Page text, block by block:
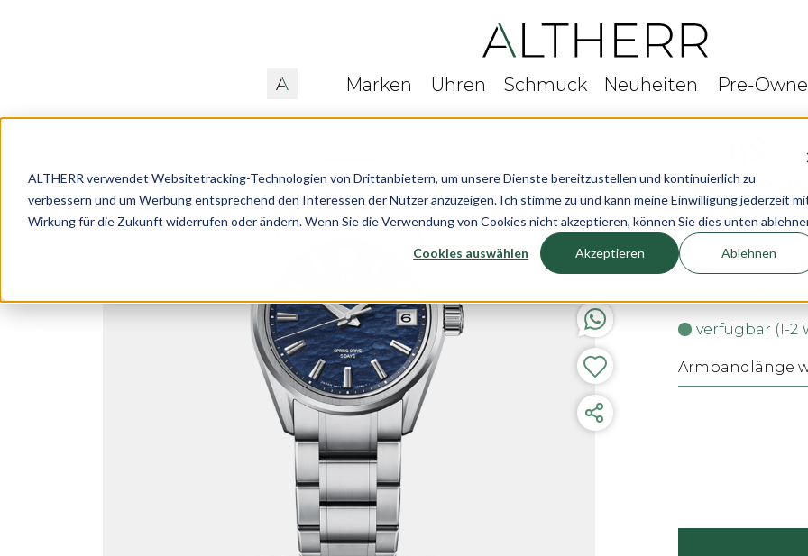
ALTHERR verwendet Websitetracking-Technologien von Drittanbietern, um unsere Dienste bereitzustellen und kontinuierlich zu
verbessern und um Werbung entsprechend den Interessen der Nutzer anzuzeigen. Ich stimme zu und kann meine Einwilligung jederzeit
Wirkung für die Zukunft widerrufen oder ändern. Wenn Sie die Verwendung von Cookies nicht akzeptieren, können Sie dies unten
Cookies auswählen Akzeptieren Ablehnen
Marken Uhren Schmuck Neuheiten Pre-
Grand Seiko
Ø 40 mm
verfügbar (1-2
Armbandlänge